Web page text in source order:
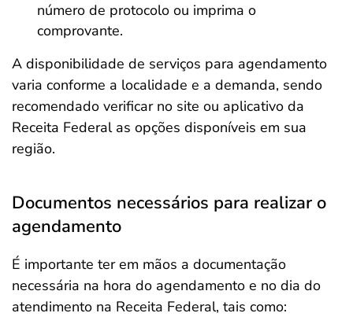
número de protocolo ou imprima o
comprovante.
A disponibilidade de serviços para agendamento
varia conforme a localidade e a demanda, sendo
recomendado verificar no site ou aplicativo da
Receita Federal as opções disponíveis em sua
região.
Documentos necessários para realizar o
agendamento
É importante ter em mãos a documentação
necessária na hora do agendamento e no dia do
atendimento na Receita Federal, tais como: